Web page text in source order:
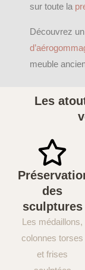
sur toute la
Découvrez
meuble
Les
des
sculptures
Les médaillons,
colonnes torses
et frises